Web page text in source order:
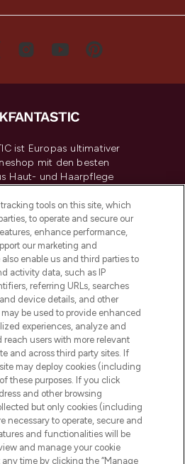
ist Europas ultimativer
mit den besten
Haut- und Haarpflege
Marken. Shoppe online
App mit kostenloser
Einkaufswert von 30€.
Einwilligung
or Share My Personal
Information
INFORMATION
19
tools on this site, which
to operate and secure our
enhance performance,
our marketing and
enable us and third parties to
activity data, such as IP
referring URLs, searches
device details, and other
be used to provide enhanced
experiences, analyze and
reach users with more relevant
and across third party sites. If
may deploy cookies (including
these purposes. If you click
and other browsing
but only cookies (including
necessary to operate, secure and
and functionalities will be
and manage your cookie
time by clicking the “Manage